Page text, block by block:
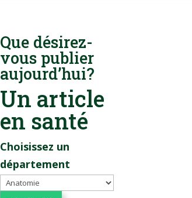
Que désirez-
vous publier
aujourd’hui?
Un article
en santé
Choisissez un
département